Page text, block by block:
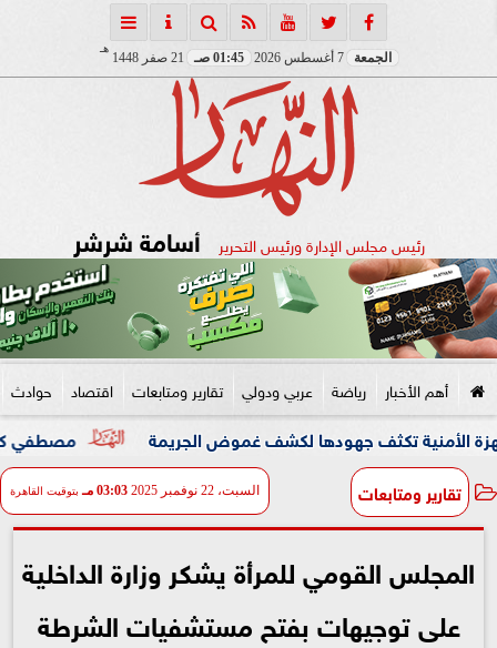
الجمعة 7 أغسطس 2026 01:45 صـ 21 صفر 1448
هـ
رئيس مجلس الإدارة ورئيس التحرير أسامة شرشر
أهم الأخبار رياضة عربي ودولي تقارير ومتابعات اقتصاد حوادث
مصطفي كامل يعلن تكثف جهودها لكشف غموض الجريمة
تقارير ومتابعات السبت، 22 نوفمبر 2025 03:03 مـ بتوقيت القاهرة
المجلس القومي للمرأة يشكر وزارة الداخلية
على توجيهات بفتح مستشفيات الشرطة